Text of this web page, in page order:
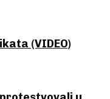
(VIDEO)